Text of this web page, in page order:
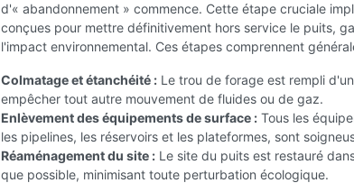
d'« abandonnement » commence. Cette étape cruciale
conçues pour mettre définitivement hors service le puits,
l'impact environnemental. Ces étapes comprennent
Colmatage et étanchéité : Le trou de forage est rempli
empêcher tout autre mouvement de fluides ou de gaz.
Enlèvement des équipements de surface : Tous les
les pipelines, les réservoirs et les plateformes, sont
Réaménagement du site : Le site du puits est restauré
que possible, minimisant toute perturbation écologique.